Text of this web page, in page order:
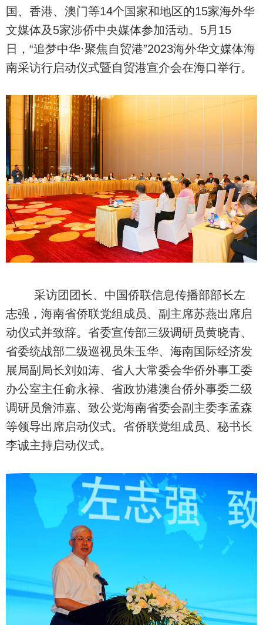
国、香港、澳门等14个国家和地区的15家海外华
文媒体及5家涉侨中央媒体参加活动。5月15
日，“追梦中华·聚焦自贸港”2023海外华文媒体海
南采访行启动仪式暨自贸港宣介会在海口举行。
采访团团长、中国侨联信息传播部部长左
志强，海南省侨联党组成员、副主席苏燕出席启
动仪式并致辞。省委宣传部三级调研员黄晓青、
省委统战部二级巡视员朱玉华、海南国际经济发
展局副局长刘如涛、省人大常委会华侨外事工委
办公室主任俞永禄、省政协港澳台侨外事委二级
调研员詹沛嘉、致公党海南省委会副主委李孟森
等领导出席启动仪式。省侨联党组成员、秘书长
李诚主持启动仪式。